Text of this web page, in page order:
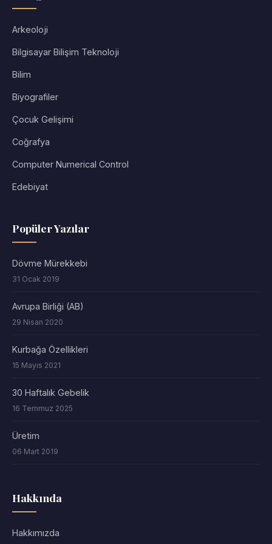
Arkeoloji
Bilgisayar Bilişim Teknoloji
Bilim
Biyografiler
Çocuk Gelişimi
Coğrafya
Computer Numerical Control
Edebiyat
Popüler Yazılar
Dövme Mürekkebi
31 Ocak 2019
Avrupa Birliği (AB)
29 Nisan 2020
Kurbağa Özellikleri
15 Mayıs 2021
30 Haftalık Gebelik
16 Temmuz 2025
Üretim
06 Mart 2019
Hakkında
Hakkımızda